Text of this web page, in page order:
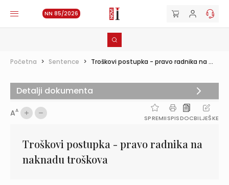
NN 85/2026
Početna > Sentence > Troškovi postupka - pravo radnika na ...
AA
SPREMIISPISDOCBILJEŠKE
Troškovi postupka - pravo radnika na
naknadu troškova
Detalji dokumenta